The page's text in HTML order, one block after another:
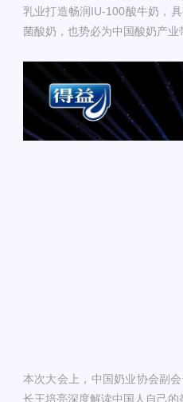
乳业打造畅润IU-100酸牛奶，
菌酸奶，也势必为中国酸奶产业
本次大会上，中国奶业协会副
长王培亮深度解读中国人自己